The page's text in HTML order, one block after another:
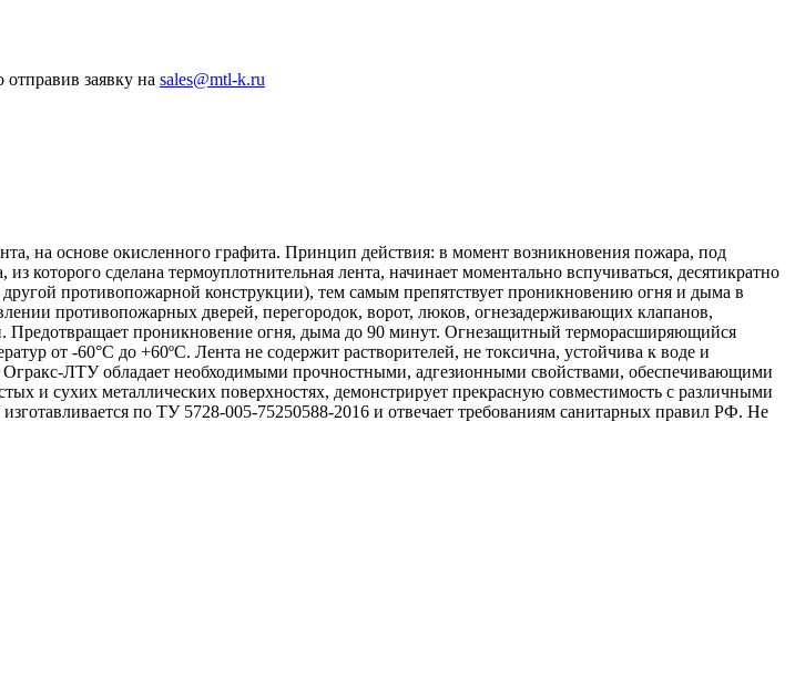
отправив заявку на sales@mtl-k.ru
на основе окисленного графита. Принцип действия: в момент возникновения пожара, под
которого сделана термоуплотнительная лента, начинает моментально вспучиваться, десятикратно
противопожарной конструкции), тем самым препятствует проникновению огня и дыма в
противопожарных дверей, перегородок, ворот, люков, огнезадерживающих клапанов,
Предотвращает проникновение огня, дыма до 90 минут. Огнезащитный терморасширяющийся
от -60°С до +60ºС. Лента не содержит растворителей, не токсична, устойчива к воде и
ЛТУ обладает необходимыми прочностными, адгезионными свойствами, обеспечивающими
и сухих металлических поверхностях, демонстрирует прекрасную совместимость с различными
по ТУ 5728-005-75250588-2016 и отвечает требованиям санитарных правил РФ. Не